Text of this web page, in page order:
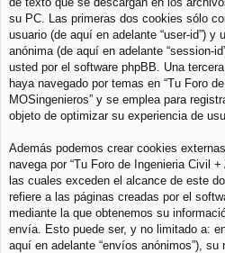
su PC. Las primeras dos cookies sólo
usuario (de aquí en adelante “user-id”) y
anónima (de aquí en adelante “session-
usted por el software phpBB. Una
haya navegado por temas en “Tu Foro
MOSingenieros” y se emplea para
objeto de optimizar su experiencia de
Además podemos crear cookies
navega por “Tu Foro de Ingenieria Civil +
las cuales exceden el alcance de este
refiere a las páginas creadas por el
mediante la que obtenemos su
envía. Esto puede ser, y no limitado a:
aquí en adelante “envíos anónimos”), su